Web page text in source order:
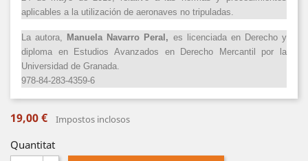
aplicables a la utilización de aeronaves no tripuladas.
La autora, Manuela Navarro Peral, es licenciada en Derecho y
diploma en Estudios Avanzados en Derecho Mercantil por la
Universidad de Granada.
978-84-283-4359-6
19,00 € Impostos inclosos
Quantitat